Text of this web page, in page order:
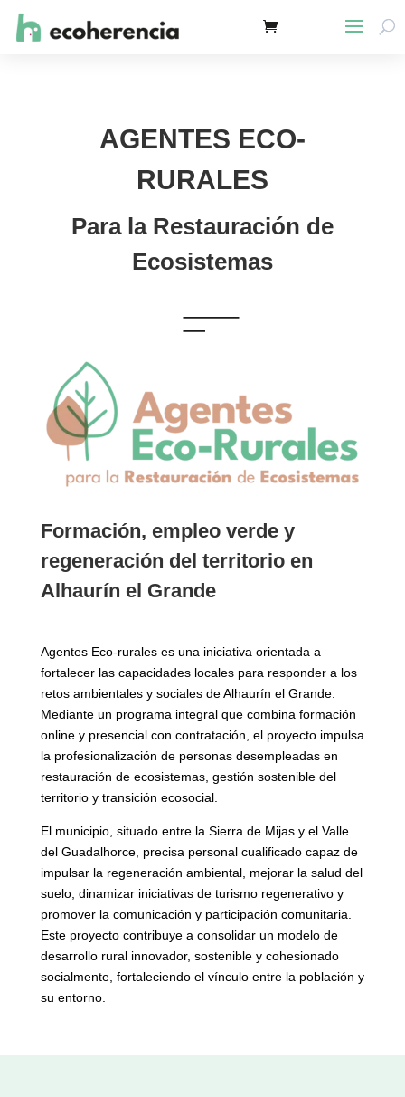
AGENTES ECO-
RURALES
Para la Restauración de
Ecosistemas
Formación, empleo verde y
regeneración del territorio en
Alhaurín el Grande
Agentes Eco-rurales es una iniciativa orientada a
fortalecer las capacidades locales para responder a los
retos ambientales y sociales de Alhaurín el Grande.
Mediante un programa integral que combina formación
online y presencial con contratación, el proyecto impulsa
la profesionalización de personas desempleadas en
restauración de ecosistemas, gestión sostenible del
territorio y transición ecosocial.
El municipio, situado entre la Sierra de Mijas y el Valle
del Guadalhorce, precisa personal cualificado capaz de
impulsar la regeneración ambiental, mejorar la salud del
suelo, dinamizar iniciativas de turismo regenerativo y
promover la comunicación y participación comunitaria.
Este proyecto contribuye a consolidar un modelo de
desarrollo rural innovador, sostenible y cohesionado
socialmente, fortaleciendo el vínculo entre la población y
su entorno.